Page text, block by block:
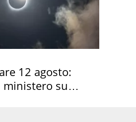
12 agosto:
ministero su